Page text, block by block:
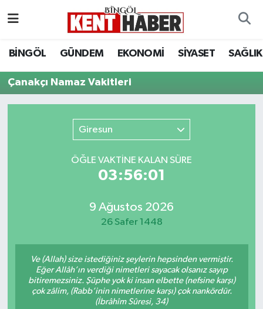
BİNGÖL GÜNDEM EKONOMİ SİYASET SAĞLIK
Çanakçı Namaz Vakitleri
Giresun
ÖĞLE VAKTİNE KALAN SÜRE
03:56:01
9 Ağustos 2026
26 Safer 1448
Ve (Allah) size istediğiniz şeylerin hepsinden vermiştir.
Eğer Allâh’ın verdiği nimetleri sayacak olsanız sayıp
bitiremezsiniz. Şüphe yok ki insan elbette (nefsine karşı)
çok zâlim, (Rabb’inin nimetlerine karşı) çok nankördür.
(İbrâhîm Sûresi, 34)
BİLİM-TEKNOLOJİ
DÜNYA
EKONOMİ
KARLIOVA
KİĞI
Bingöl Hava Durumu
Bingöl Namaz Vakitleri
Bingöl Trafik Yoğunluk Haritası
Süper Lig Puan Durumu ve Fikstür
Son Dakika Haberleri
Haber Arşivi